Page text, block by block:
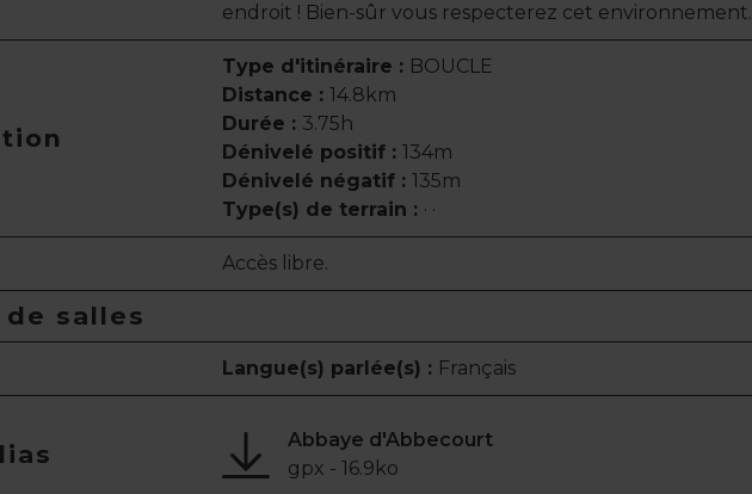
endroit ! Bien-sûr vous respecterez cet environnement.
Type d'itinéraire : BOUCLE
Distance : 14.8km
Durée : 3.75h
Dénivelé positif : 134m
Dénivelé négatif : 135m
Type(s) de terrain : · ·
Accès libre.
salles
Langue(s) parlée(s) : Français
Abbaye d'Abbecourt
gpx - 16.9ko